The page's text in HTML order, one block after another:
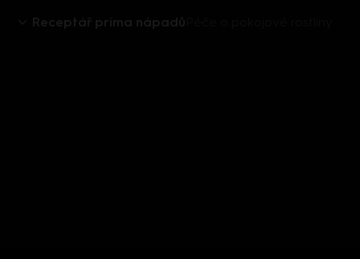
Receptář prima nápadů